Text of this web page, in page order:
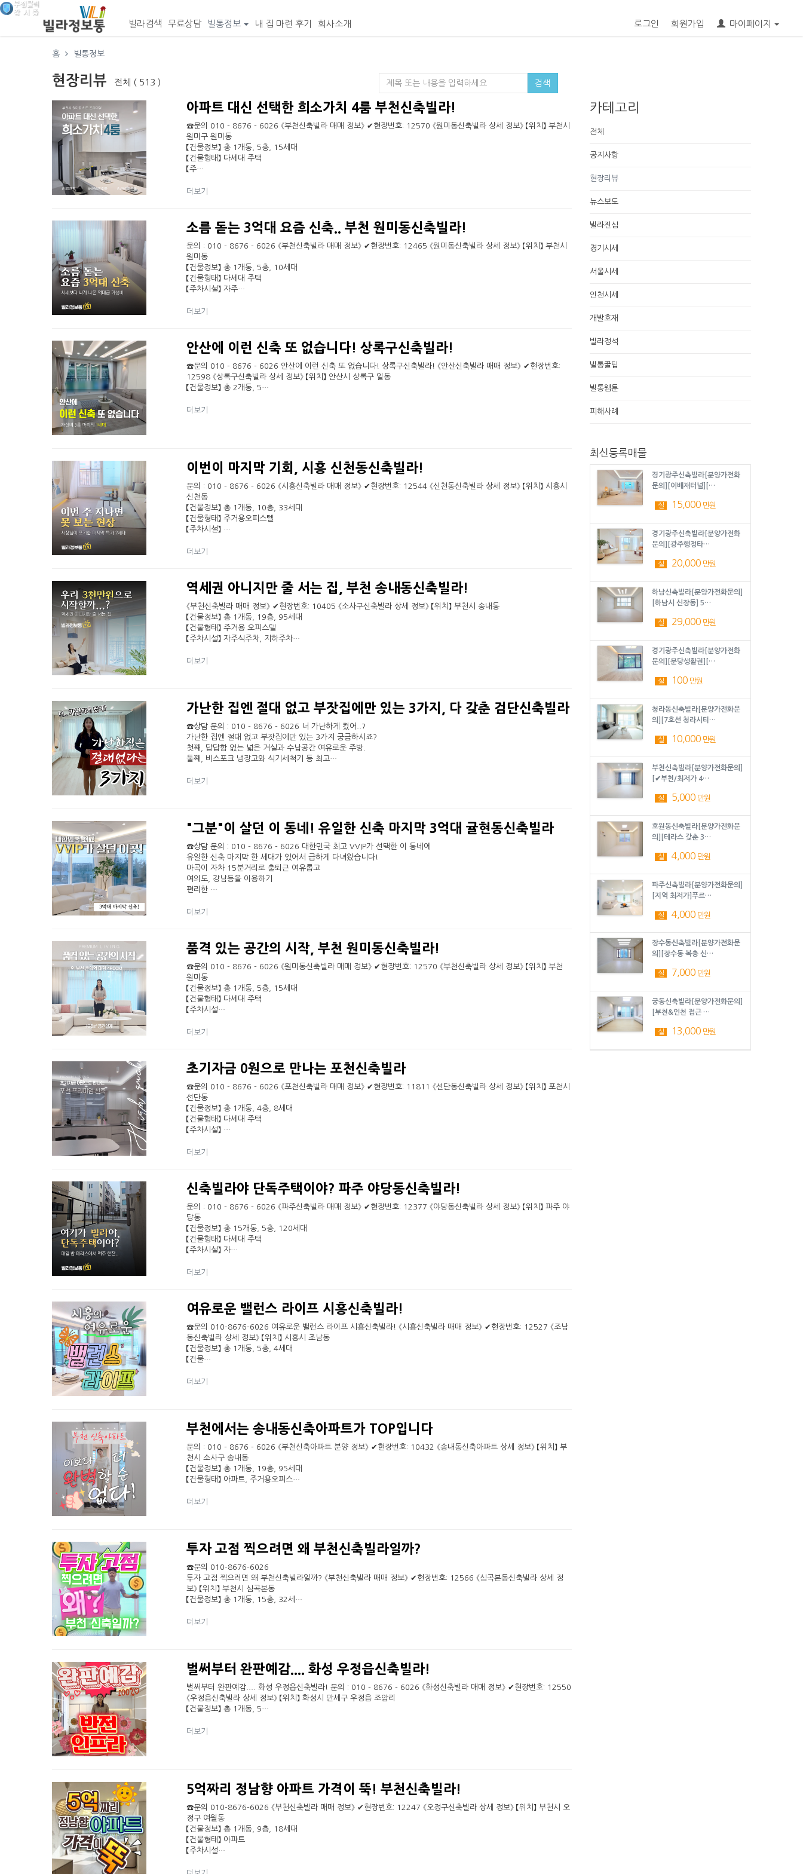
로그인 회원가입 마이페이지
빌라검색 무료상담 빌통정보 내 집 마련 후기 회사소개
홈 빌통정보
현장리뷰 전체 ( 513 ) 검색
아파트 대신 선택한 희소가치 4룸 부천신축빌라!
☎문의 010 - 8676 - 6026 《부천신축빌라 매매 정보》 ✔현장번호: 12570 《원미동신축빌라 상세 정보》 【위치】 부천시
원미구 원미동
【건물정보】 총 1개동, 5층, 15세대
【건물형태】 다세대 주택
【주…
더보기
소름 돋는 3억대 요즘 신축.. 부천 원미동신축빌라!
문의 : 010 - 8676 - 6026 《부천신축빌라 매매 정보》 ✔현장번호: 12465 《원미동신축빌라 상세 정보》 【위치】 부천시
원미동
【건물정보】 총 1개동, 5층, 10세대
【건물형태】 다세대 주택
【주차시설】 자주…
더보기
안산에 이런 신축 또 없습니다! 상록구신축빌라!
☎문의 010 - 8676 - 6026 안산에 이런 신축 또 없습니다! 상록구신축빌라! 《안산신축빌라 매매 정보》 ✔현장번호:
12598 《상록구신축빌라 상세 정보》 【위치】 안산시 상록구 일동
【건물정보】 총 2개동, 5…
더보기
이번이 마지막 기회, 시흥 신천동신축빌라!
문의 : 010 - 8676 - 6026 《시흥신축빌라 매매 정보》 ✔현장번호: 12544 《신천동신축빌라 상세 정보》 【위치】 시흥시
신천동
【건물정보】 총 1개동, 10층, 33세대
【건물형태】 주거용오피스텔
【주차시설】 …
더보기
역세권 아니지만 줄 서는 집, 부천 송내동신축빌라!
《부천신축빌라 매매 정보》 ✔현장번호: 10405 《소사구신축빌라 상세 정보》 【위치】 부천시 송내동
【건물정보】 총 1개동, 19층, 95세대
【건물형태】 주거용 오피스텔
【주차시설】 자주식주차, 지하주차…
더보기
가난한 집엔 절대 없고 부잣집에만 있는 3가지, 다 갖춘 검단신축빌라
☎상담 문의 : 010 - 8676 - 6026 너 가난하게 컸어..?
가난한 집엔 절대 없고 부잣집에만 있는 3가지 궁금하시죠?
첫째, 답답함 없는 넓은 거실과 수납공간 여유로운 주방.
둘째, 비스포크 냉장고와 식기세척기 등 최고…
더보기
"그분"이 살던 이 동네! 유일한 신축 마지막 3억대 귤현동신축빌라
☎상담 문의 : 010 - 8676 - 6026 대한민국 최고 VVIP가 선택한 이 동네에
유일한 신축 마지막 한 세대가 있어서 급하게 다녀왔습니다!
마곡이 자차 15분거리로 출퇴근 여유롭고
여의도, 강남등을 이용하기
편리한 …
더보기
품격 있는 공간의 시작, 부천 원미동신축빌라!
☎문의 010 - 8676 - 6026 《원미동신축빌라 매매 정보》 ✔현장번호: 12570 《부천신축빌라 상세 정보》 【위치】 부천
원미동
【건물정보】 총 1개동, 5층, 15세대
【건물형태】 다세대 주택
【주차시설…
더보기
초기자금 0원으로 만나는 포천신축빌라
☎문의 010 - 8676 - 6026 《포천신축빌라 매매 정보》 ✔현장번호: 11811 《선단동신축빌라 상세 정보》 【위치】 포천시
선단동
【건물정보】 총 1개동, 4층, 8세대
【건물형태】 다세대 주택
【주차시설】 …
더보기
신축빌라야 단독주택이야? 파주 야당동신축빌라!
문의 : 010 - 8676 - 6026 《파주신축빌라 매매 정보》 ✔현장번호: 12377 《야당동신축빌라 상세 정보》 【위치】 파주 야
당동
【건물정보】 총 15개동, 5층, 120세대
【건물형태】 다세대 주택
【주차시설】 자…
더보기
여유로운 밸런스 라이프 시흥신축빌라!
☎문의 010-8676-6026 여유로운 밸런스 라이프 시흥신축빌라! 《시흥신축빌라 매매 정보》 ✔현장번호: 12527 《조남
동신축빌라 상세 정보》 【위치】 시흥시 조남동
【건물정보】 총 1개동, 5층, 4세대
【건물…
더보기
부천에서는 송내동신축아파트가 TOP입니다
문의 : 010 - 8676 - 6026 《부천신축아파트 분양 정보》 ✔현장번호: 10432 《송내동신축아파트 상세 정보》 【위치】 부
천시 소사구 송내동
【건물정보】 총 1개동, 19층, 95세대
【건물형태】 아파트, 주거용오피스…
더보기
투자 고점 찍으려면 왜 부천신축빌라일까?
☎문의 010-8676-6026
투자 고점 찍으려면 왜 부천신축빌라일까? 《부천신축빌라 매매 정보》 ✔현장번호: 12566 《심곡본동신축빌라 상세 정
보》 【위치】 부천시 심곡본동
【건물정보】 총 1개동, 15층, 32세…
더보기
벌써부터 완판예감.... 화성 우정읍신축빌라!
벌써부터 완판예감.... 화성 우정읍신축빌라! 문의 : 010 - 8676 - 6026 《화성신축빌라 매매 정보》 ✔현장번호: 12550
《우정읍신축빌라 상세 정보》 【위치】 화성시 만세구 우정읍 조암리
【건물정보】 총 1개동, 5…
더보기
5억짜리 정남향 아파트 가격이 뚝! 부천신축빌라!
☎문의 010-8676-6026 《부천신축빌라 매매 정보》 ✔현장번호: 12247 《오정구신축빌라 상세 정보》 【위치】 부천시 오
정구 여월동
【건물정보】 총 1개동, 9층, 18세대
【건물형태】 아파트
【주차시설…
카테고리
전체
공지사항
현장리뷰
뉴스보도
빌라진심
경기시세
서울시세
인천시세
개발호재
빌라정석
빌통꿀팁
빌통웹툰
피해사례
최신등록매물
경기광주신축빌라[분양가전화
문의][이배재터널][…
실 15,000 만원
경기광주신축빌라[분양가전화
문의][광주행정타…
실 20,000 만원
하남신축빌라[분양가전화문의]
[하남시 신장동] 5…
실 29,000 만원
경기광주신축빌라[분양가전화
문의][분당생활권][…
실 100 만원
청라동신축빌라[분양가전화문
의][7호선 청라시티…
실 10,000 만원
부천신축빌라[분양가전화문의]
[✔부천/최저가 4…
실 5,000 만원
호원동신축빌라[분양가전화문
의][테라스 갖춘 3…
실 4,000 만원
파주신축빌라[분양가전화문의]
[지역 최저가]푸르…
실 4,000 만원
장수동신축빌라[분양가전화문
의][장수동 복층 신…
실 7,000 만원
궁동신축빌라[분양가전화문의]
[부천&인천 접근 …
실 13,000 만원